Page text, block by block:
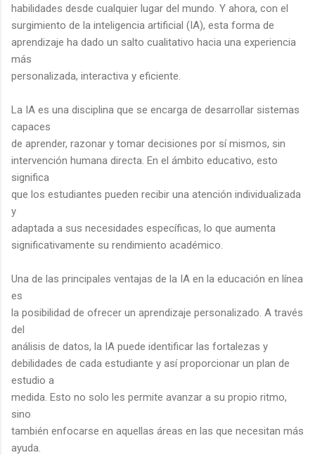
habilidades desde cualquier lugar del mundo. Y ahora, con el
surgimiento de la inteligencia artificial (IA), esta forma de
aprendizaje ha dado un salto cualitativo hacia una experiencia
más
personalizada, interactiva y eficiente.
La IA es una disciplina que se encarga de desarrollar sistemas
capaces
de aprender, razonar y tomar decisiones por sí mismos, sin
intervención humana directa. En el ámbito educativo, esto
significa
que los estudiantes pueden recibir una atención individualizada
y
adaptada a sus necesidades específicas, lo que aumenta
significativamente su rendimiento académico.
Una de las principales ventajas de la IA en la educación en línea
es
la posibilidad de ofrecer un aprendizaje personalizado. A través
del
análisis de datos, la IA puede identificar las fortalezas y
debilidades de cada estudiante y así proporcionar un plan de
estudio a
medida. Esto no solo les permite avanzar a su propio ritmo,
sino
también enfocarse en aquellas áreas en las que necesitan más
ayuda.